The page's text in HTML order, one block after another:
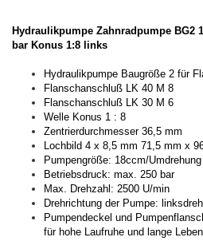
Hydraulikpumpe Zahnradpumpe BG2
bar Konus 1:8 links
Hydraulikpumpe Baugröße 2 für
Flanschanschluß LK 40 M 8
Flanschanschluß LK 30 M 6
Welle Konus 1 : 8
Zentrierdurchmesser 36,5 mm
Lochbild 4 x 8,5 mm 71,5 mm x
Pumpengröße: 18ccm/
Betriebsdruck: max. 250 bar
Max. Drehzahl: 2500 U/min
Drehrichtung der Pumpe:
Pumpendeckel und
für hohe Laufruhe und lange